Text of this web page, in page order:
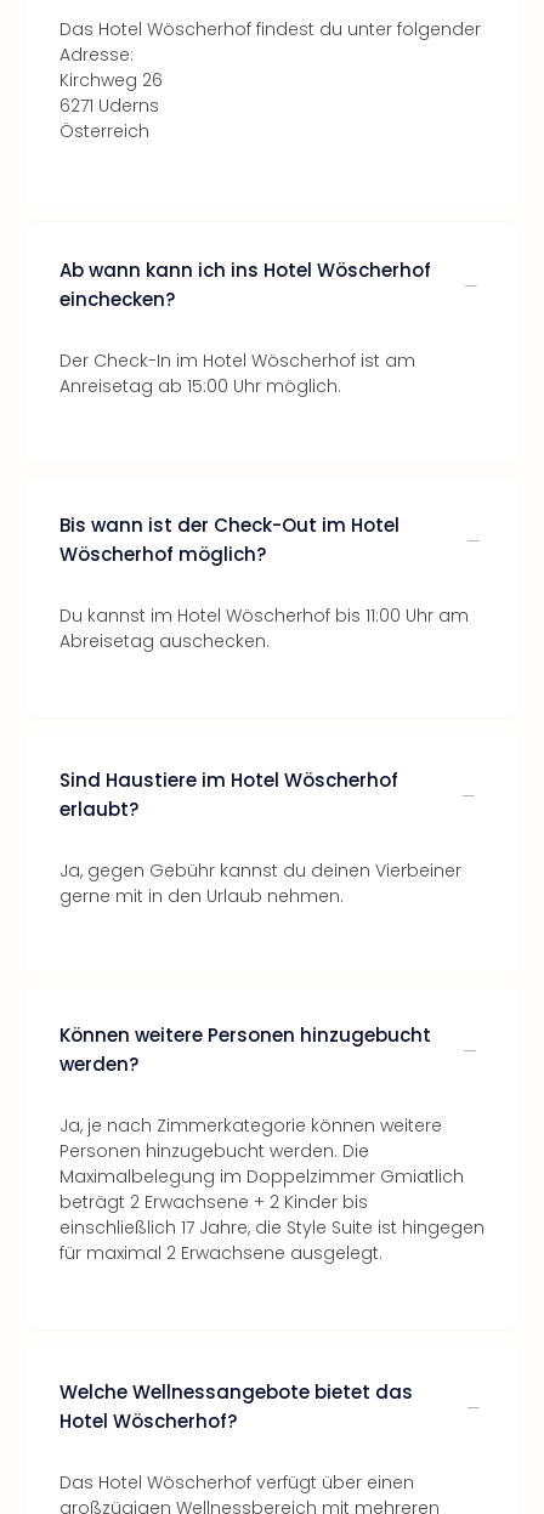
Das Hotel Wöscherhof findest du unter folgender
Adresse:
Kirchweg 26
6271 Uderns
Österreich
Ab wann kann ich ins Hotel Wöscherhof
einchecken?
Der Check-In im Hotel Wöscherhof ist am
Anreisetag ab 15:00 Uhr möglich.
Bis wann ist der Check-Out im Hotel
Wöscherhof möglich?
Du kannst im Hotel Wöscherhof bis 11:00 Uhr am
Abreisetag auschecken.
Sind Haustiere im Hotel Wöscherhof
erlaubt?
Ja, gegen Gebühr kannst du deinen Vierbeiner
gerne mit in den Urlaub nehmen.
Können weitere Personen hinzugebucht
werden?
Ja, je nach Zimmerkategorie können weitere
Personen hinzugebucht werden. Die
Maximalbelegung im Doppelzimmer Gmiatlich
beträgt 2 Erwachsene + 2 Kinder bis
einschließlich 17 Jahre, die Style Suite ist hingegen
für maximal 2 Erwachsene ausgelegt.
Welche Wellnessangebote bietet das
Hotel Wöscherhof?
Das Hotel Wöscherhof verfügt über einen
großzügigen Wellnessbereich mit mehreren